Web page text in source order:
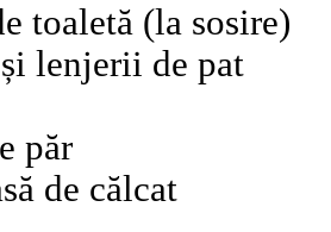
toaletă (la sosire)
lenjerii de pat
păr
de călcat